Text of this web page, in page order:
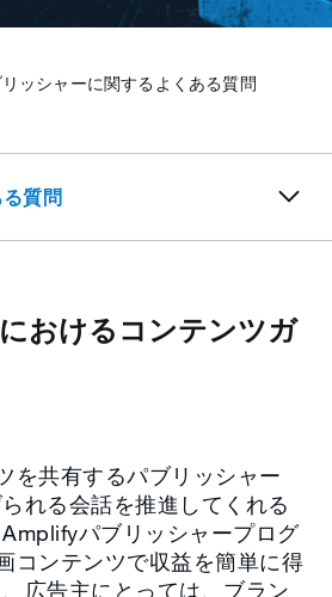
ッシャーに関するよくある質問
質問
おけるコンテンツガ
を共有するパブリッシャー
れる会話を推進してくれる
パブリッシャープログ
コンテンツで収益を簡単に得
広告主にとっては、ブラン